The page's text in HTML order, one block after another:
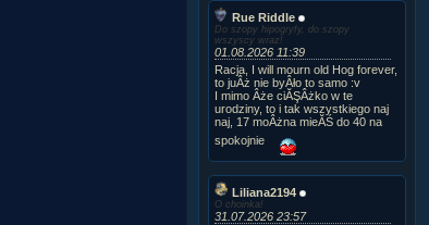
Rue Riddle
Do szopy hipogryfy, do szopy
wszyscy wraz!
01.08.2026 11:39
Racja, I will mourn old Hog forever,
to juÂż nie byÂło to samo :v
I mimo Âże ciĂŞÂżko w te
urodziny, to i tak wszystkiego naj
naj, 17 moÂżna mieĂŚ do 40 na
spokojnie
Liliana2194
O choinka!
31.07.2026 23:57